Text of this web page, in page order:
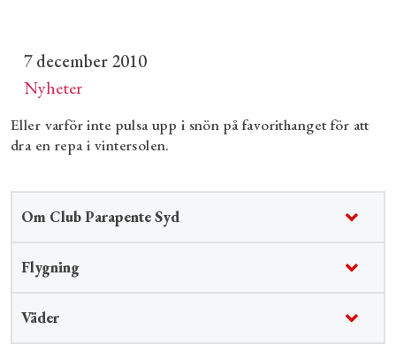
7 december 2010
Nyheter
Eller varför inte pulsa upp i snön på favorithanget för att
dra en repa i vintersolen.
Om Club Parapente Syd
Flygning
Väder